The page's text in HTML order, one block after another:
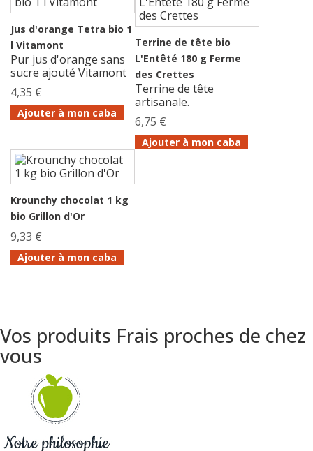
Jus d'orange Tetra bio 1
l Vitamont
Pur jus d'orange sans
sucre ajouté Vitamont
4,35 €
Ajouter à mon caba
Terrine de tête bio
L'Entêté 180 g Ferme
des Crettes
Terrine de tête
artisanale.
6,75 €
Ajouter à mon caba
Krounchy chocolat 1 kg
bio Grillon d'Or
9,33 €
Ajouter à mon caba
Vos produits Frais proches de chez
vous